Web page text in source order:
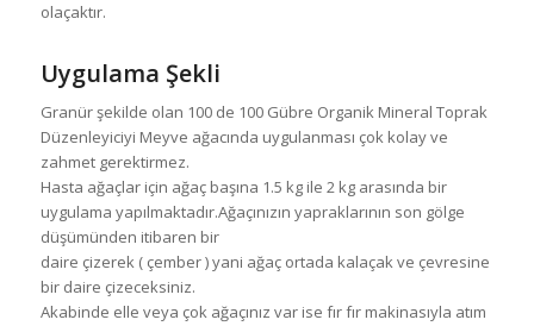
olaçaktır.
Uygulama Şekli
Granür şekilde olan 100 de 100 Gübre Organik Mineral Toprak
Düzenleyiciyi Meyve ağacında uygulanması çok kolay ve
zahmet gerektirmez.
Hasta ağaçlar için ağaç başına 1.5 kg ile 2 kg arasında bir
uygulama yapılmaktadır.Ağaçınızın yapraklarının son gölge
düşümünden itibaren bir
daire çizerek ( çember ) yani ağaç ortada kalaçak ve çevresine
bir daire çizeceksiniz.
Akabinde elle veya çok ağaçınız var ise fır fır makinasıyla atım